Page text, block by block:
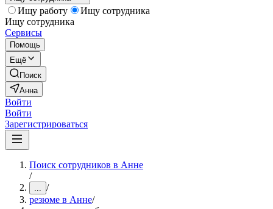
Ищу работу
Ищу сотрудника
Ищу сотрудника
Сервисы
Помощь
Ещё
Поиск
Анна
Войти
Войти
Зарегистрироваться
Поиск сотрудников в Анне
/
... /
резюме в Анне/